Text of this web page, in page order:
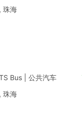
珠海
Bus 公共汽车
珠海